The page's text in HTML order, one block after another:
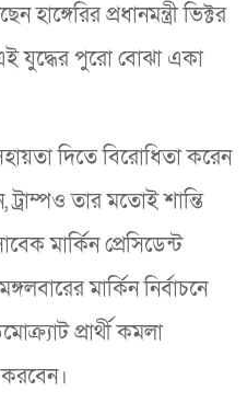
প্রধানমন্ত্রী ভিক্টর
যুদ্ধের পুরো বোঝা একা
দিতে বিরোধিতা করেন
তার মতোই শান্তি
মার্কিন প্রেসিডেন্ট
মার্কিন নির্বাচনে
প্রার্থী কমলা
করবেন।